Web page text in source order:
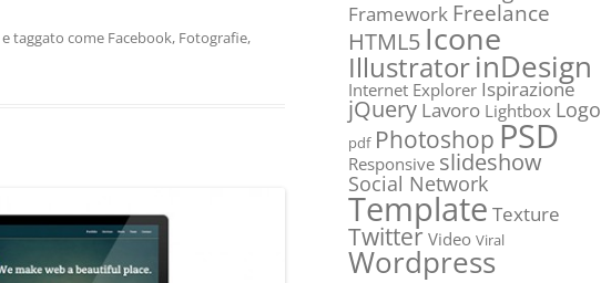
e taggato come Facebook, Fotografie,
Framework Freelance
HTML5 Icone
IllustratorinDesign
Internet Explorer Ispirazione
jQuery Lavoro Lightbox Logo
pdf PhotoshopPSD
Responsive slideshow
Social Network
Template Texture
TwitterVideo Viral
Wordpress